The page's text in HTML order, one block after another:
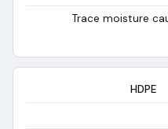
Trace moisture
HDPE